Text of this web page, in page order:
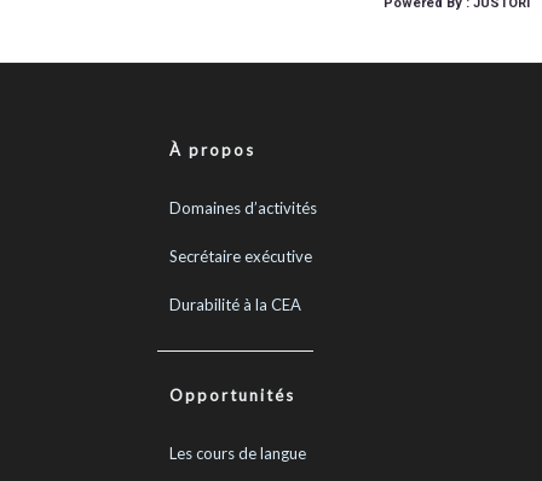
À propos
Domaines d’activités
Secrétaire exécutive
Durabilité à la CEA
Opportunités
Les cours de langue